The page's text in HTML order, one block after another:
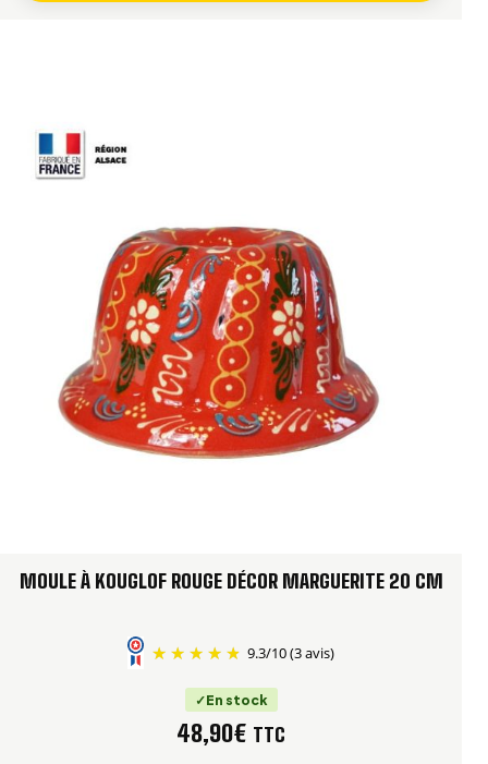
MOULE À KOUGLOF ROUGE DÉCOR MARGUERITE 20 CM
9.3/10(3 avis)
En stock
48,90€ TTC